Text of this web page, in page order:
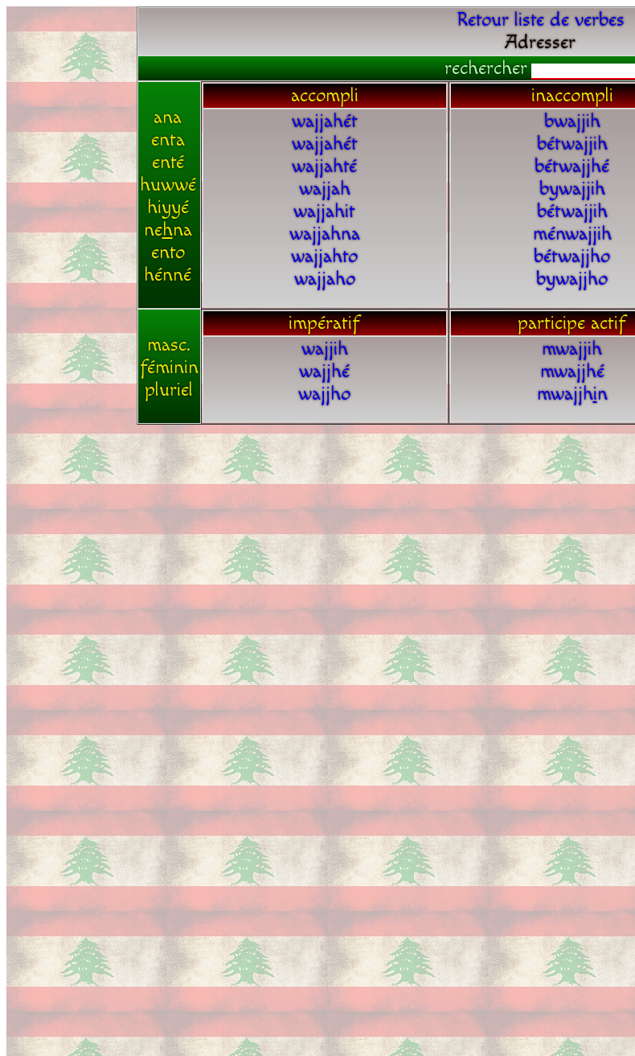
Retour liste de verbes
Adresser
rechercher
ana
enta
enté
huwwé
hiyyé
nehna
ento
hénné
accompli
wajjahét
wajjahét
wajjahté
wajjah
wajjahit
wajjahna
wajjahto
wajjaho
inaccompli
bwajjih
bétwajjih
bétwajjhé
bywajjih
bétwajjih
ménwajjih
bétwajjho
bywajjho
masc.
féminin
pluriel
impératif
wajjih
wajjhé
wajjho
participe actif
mwajjih
mwajjhé
mwajjhin